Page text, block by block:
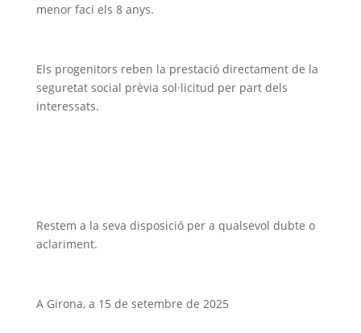
menor faci els 8 anys.
Els progenitors reben la prestació directament de la
seguretat social prèvia sol·licitud per part dels
interessats.
Restem a la seva disposició per a qualsevol dubte o
aclariment.
A Girona, a 15 de setembre de 2025